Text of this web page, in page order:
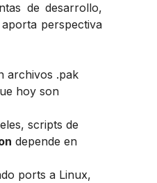
de desarrollo,
perspectiva
archivos .pak
hoy son
scripts de
depende en
ports a Linux,